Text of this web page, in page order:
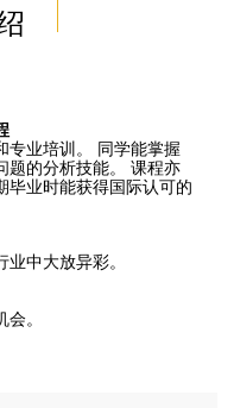
专业培训。 同学能掌握
题的分析技能。 课程亦
毕业时能获得国际认可的
中大放异彩。
。